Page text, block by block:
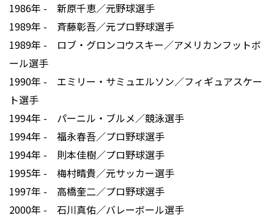
1986年 - 新原千恵／元野球選手
1989年 - 斉藤彰吾／元プロ野球選手
1989年 - ロブ・グロンコウスキー／アメリカンフットボ
ール選手
1990年 - エミリー・サミュエルソン／フィギュアスケー
ト選手
1994年 - パーニル・ブルメ／競泳選手
1994年 - 福永春吾／プロ野球選手
1994年 - 則本佳樹／プロ野球選手
1995年 - 梅村晴貴／元サッカー選手
1997年 - 高橋奎二／プロ野球選手
2000年 - 石川真佑／バレーボール選手